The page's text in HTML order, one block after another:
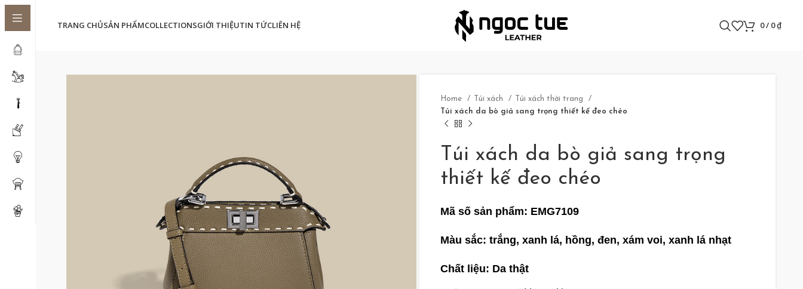
TRANG CHỦSẢN PHẨMCOLLECTIONSGIỚI THIỆUTIN TỨCLIÊN HỆ 0/ 0₫
Home Túi xách
Túi xách thời trang
Túi xách da bò giả sang trọng thiết kế đeo chéo
Túi xách da bò giả sang trọng
thiết kế đeo chéo
Mã số sản phẩm: EMG7109
Màu sắc: trắng, xanh lá, hồng, đen, xám voi, xanh lá nhạt
Chất liệu: Da thật